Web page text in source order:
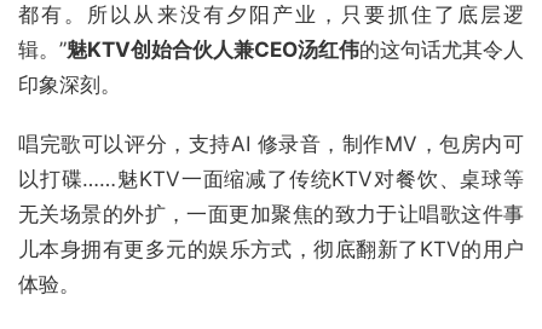
都有。所以从来没有夕阳产业，只要抓住了底层逻
辑。”魅KTV创始合伙人兼CEO汤红伟的这句话尤其令人
印象深刻。
唱完歌可以评分，支持AI 修录音，制作MV，包房内可
以打碟……魅KTV一面缩减了传统KTV对餐饮、桌球等
无关场景的外扩，一面更加聚焦的致力于让唱歌这件事
儿本身拥有更多元的娱乐方式，彻底翻新了KTV的用户
体验。